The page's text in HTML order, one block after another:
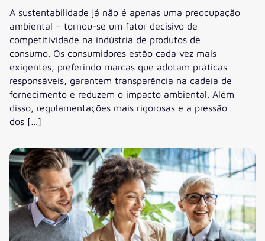
A sustentabilidade já não é apenas uma preocupação
ambiental – tornou-se um fator decisivo de
competitividade na indústria de produtos de
consumo. Os consumidores estão cada vez mais
exigentes, preferindo marcas que adotam práticas
responsáveis, garantem transparência na cadeia de
fornecimento e reduzem o impacto ambiental. Além
disso, regulamentações mais rigorosas e a pressão
dos […]